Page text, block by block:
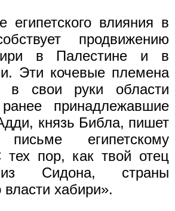
египетского влияния в
продвижению
в Палестине и в
Эти кочевые племена
в свои руки области
принадлежавшие
князь Библа, пишет
египетскому
пор, как твой отец
Сидона, страны
власти хабири».